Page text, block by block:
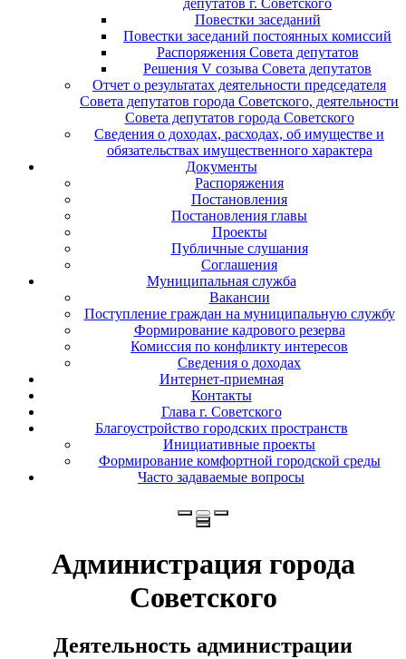
депутатов г. Советского
Повестки заседаний
Повестки заседаний постоянных комиссий
Распоряжения Совета депутатов
Решения V созыва Совета депутатов
Отчет о результатах деятельности председателя
Совета депутатов города Советского, деятельности
Совета депутатов города Советского
Сведения о доходах, расходах, об имуществе и
обязательствах имущественного характера
Документы
Распоряжения
Постановления
Постановления главы
Проекты
Публичные слушания
Соглашения
Муниципальная служба
Вакансии
Поступление граждан на муниципальную службу
Формирование кадрового резерва
Комиссия по конфликту интересов
Сведения о доходах
Интернет-приемная
Контакты
Глава г. Советского
Благоустройство городских пространств
Инициативные проекты
Формирование комфортной городской среды
Часто задаваемые вопросы
Администрация города
Советского
Деятельность администрации